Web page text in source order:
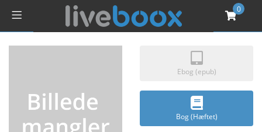
0
Ebog (epub)
Bog (Hæftet)